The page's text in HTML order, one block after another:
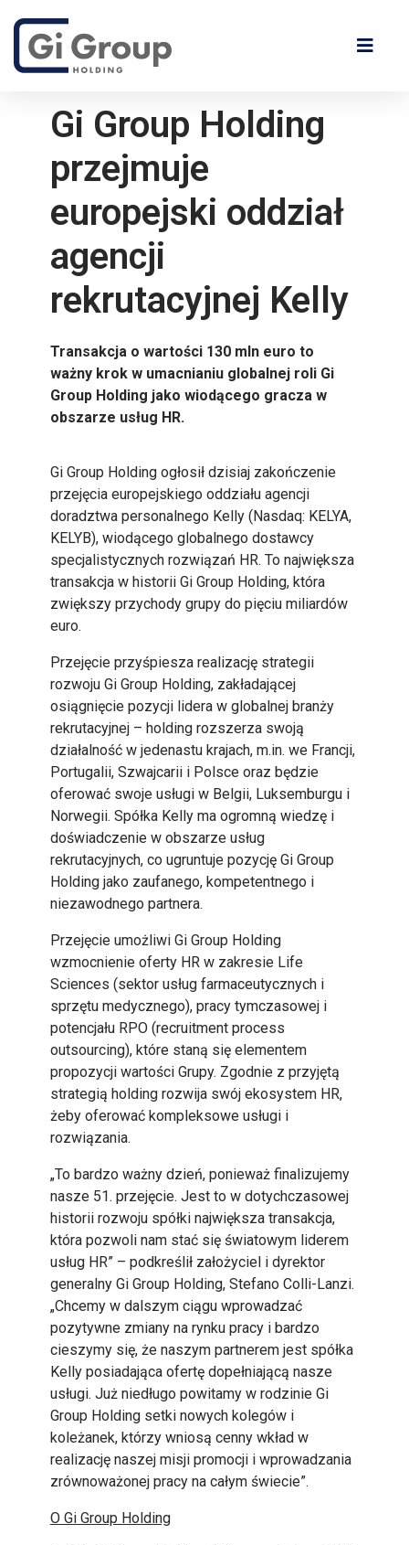
Gi Group Holding
przejmuje
europejski oddział
agencji
rekrutacyjnej Kelly
Transakcja o wartości 130 mln euro to
ważny krok w umacnianiu globalnej roli Gi
Group Holding jako wiodącego gracza w
obszarze usług HR.
Gi Group Holding ogłosił dzisiaj zakończenie
przejęcia europejskiego oddziału agencji
doradztwa personalnego Kelly (Nasdaq: KELYA,
KELYB), wiodącego globalnego dostawcy
specjalistycznych rozwiązań HR. To największa
transakcja w historii Gi Group Holding, która
zwiększy przychody grupy do pięciu miliardów
euro.
Przejęcie przyśpiesza realizację strategii
rozwoju Gi Group Holding, zakładającej
osiągnięcie pozycji lidera w globalnej branży
rekrutacyjnej – holding rozszerza swoją
działalność w jedenastu krajach, m.in. we Francji,
Portugalii, Szwajcarii i Polsce oraz będzie
oferować swoje usługi w Belgii, Luksemburgu i
Norwegii. Spółka Kelly ma ogromną wiedzę i
doświadczenie w obszarze usług
rekrutacyjnych, co ugruntuje pozycję Gi Group
Holding jako zaufanego, kompetentnego i
niezawodnego partnera.
Przejęcie umożliwi Gi Group Holding
wzmocnienie oferty HR w zakresie Life
Sciences (sektor usług farmaceutycznych i
sprzętu medycznego), pracy tymczasowej i
potencjału RPO (recruitment process
outsourcing), które staną się elementem
propozycji wartości Grupy. Zgodnie z przyjętą
strategią holding rozwija swój ekosystem HR,
żeby oferować kompleksowe usługi i
rozwiązania.
„To bardzo ważny dzień, ponieważ finalizujemy
nasze 51. przejęcie. Jest to w dotychczasowej
historii rozwoju spółki największa transakcja,
która pozwoli nam stać się światowym liderem
usług HR” – podkreślił założyciel i dyrektor
generalny Gi Group Holding, Stefano Colli-Lanzi.
„Chcemy w dalszym ciągu wprowadzać
pozytywne zmiany na rynku pracy i bardzo
cieszymy się, że naszym partnerem jest spółka
Kelly posiadająca ofertę dopełniającą nasze
usługi. Już niedługo powitamy w rodzinie Gi
Group Holding setki nowych kolegów i
koleżanek, którzy wniosą cenny wkład w
realizację naszej misji promocji i wprowadzania
zrównoważonej pracy na całym świecie”.
O Gi Group Holding